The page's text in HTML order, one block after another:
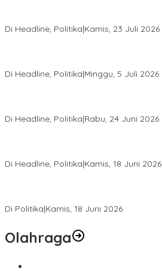
Di Headline, Politika|Kamis, 23 Juli 2026
Di Headline, Politika|Minggu, 5 Juli 2026
Di Headline, Politika|Rabu, 24 Juni 2026
Di Headline, Politika|Kamis, 18 Juni 2026
Di Politika|Kamis, 18 Juni 2026
Olahraga